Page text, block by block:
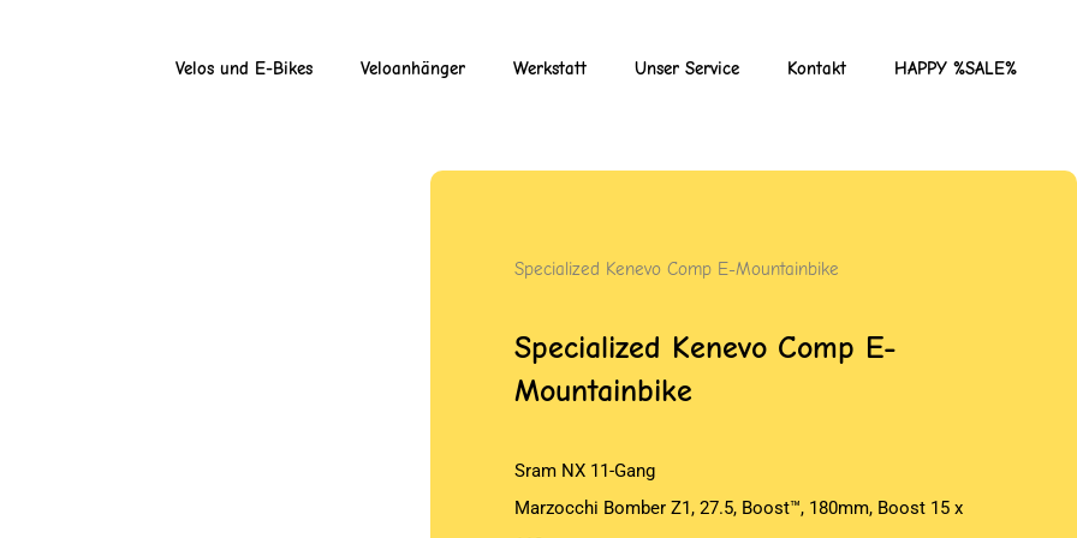
Velos und E-Bikes Veloanhänger Werkstatt Unser Service Kontakt HAPPY %SALE%
Specialized Kenevo Comp E-Mountainbike
Specialized Kenevo Comp E-
Mountainbike
Sram NX 11-Gang
Marzocchi Bomber Z1, 27.5, Boost™, 180mm, Boost 15 x